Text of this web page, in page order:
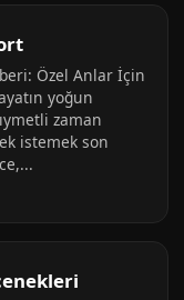
Özel Anlar İçin
yoğun
zaman
istemek son